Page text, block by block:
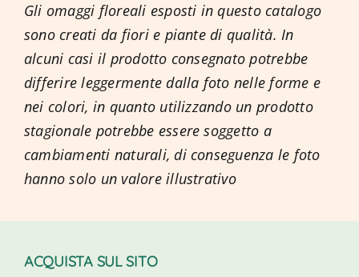
Gli omaggi floreali esposti in questo catalogo
sono creati da fiori e piante di qualità. In
alcuni casi il prodotto consegnato potrebbe
differire leggermente dalla foto nelle forme e
nei colori, in quanto utilizzando un prodotto
stagionale potrebbe essere soggetto a
cambiamenti naturali, di conseguenza le foto
hanno solo un valore illustrativo
ACQUISTA SUL SITO